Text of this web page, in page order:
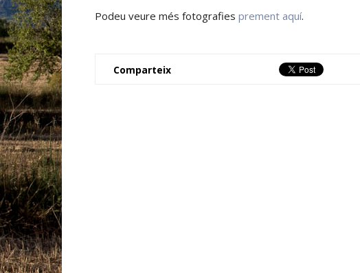
Podeu veure més fotografies prement aquí.
Comparteix